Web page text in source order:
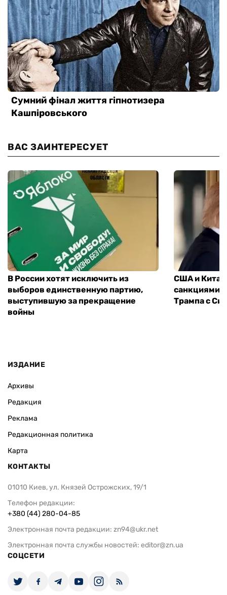
ВАС ЗАИНТЕРЕСУЕТ
В России хотят исключить из
выборов единственную партию,
выступившую за прекращение
войны
США и
санкциями:
Трампа с Си
ИЗДАНИЕ
Архивы
Редакция
Реклама
Редакционная политика
Карта
КОНТАКТЫ
01010 Киев, ул. Князей Острожских, 19/1
Телефон редакции:
+380 (44) 280-04-85
Электронная почта редакции: zn94@ukr.net
Электронная почта службы новостей: editor@zn.ua
СОЦСЕТИ